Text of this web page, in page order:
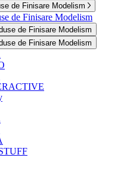
de Finisare Modelism
de Finisare Modelism
de Finisare Modelism
de Finisare Modelism